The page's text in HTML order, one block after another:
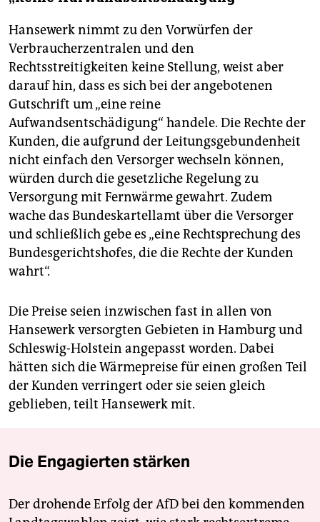
Hansewerk nimmt zu den Vorwürfen der
Verbraucherzentralen und den
Rechtsstreitigkeiten keine Stellung, weist aber
darauf hin, dass es sich bei der angebotenen
Gutschrift um „eine reine
Aufwandsentschädigung“ handele. Die Rechte der
Kunden, die aufgrund der Leitungsgebundenheit
nicht einfach den Versorger wechseln können,
würden durch die gesetzliche Regelung zu
Versorgung mit Fernwärme gewahrt. Zudem
wache das Bundeskartellamt über die Versorger
und schließlich gebe es „eine Rechtsprechung des
Bundesgerichtshofes, die die Rechte der Kunden
wahrt“.
Die Preise seien inzwischen fast in allen von
Hansewerk versorgten Gebieten in Hamburg und
Schleswig-Holstein angepasst worden. Dabei
hätten sich die Wärmepreise für einen großen Teil
der Kunden verringert oder sie seien gleich
geblieben, teilt Hansewerk mit.
Die Engagierten stärken
Der drohende Erfolg der AfD bei den kommenden